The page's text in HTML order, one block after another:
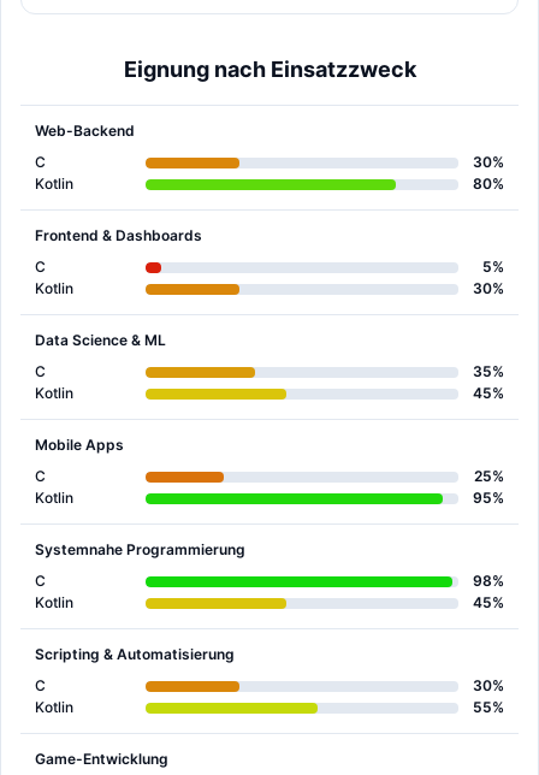
Eignung nach Einsatzzweck
Web-Backend
C
30%
Kotlin
80%
Frontend & Dashboards
C
5%
Kotlin
30%
Data Science & ML
C
35%
Kotlin
45%
Mobile Apps
C
25%
Kotlin
95%
Systemnahe Programmierung
C
98%
Kotlin
45%
Scripting & Automatisierung
C
30%
Kotlin
55%
Game-Entwicklung